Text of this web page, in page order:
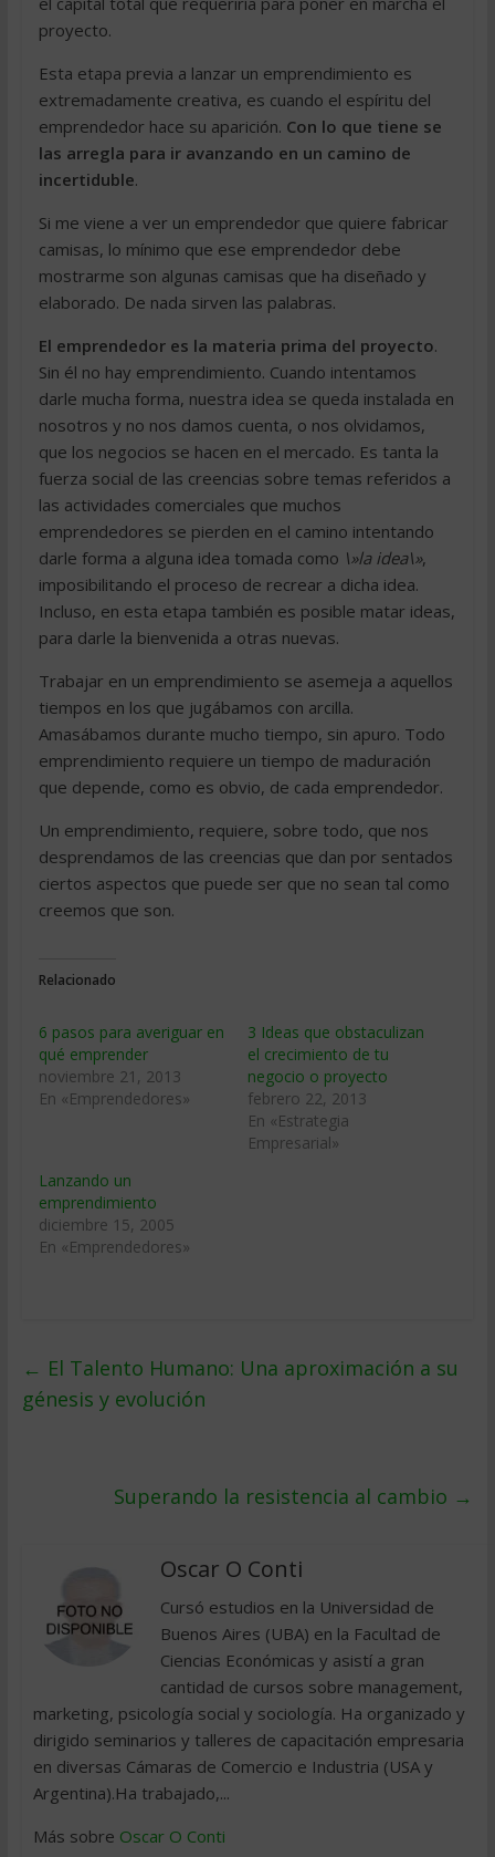
proyecto.
Esta etapa previa a lanzar un emprendimiento es
extremadamente creativa, es cuando el espíritu del
emprendedor hace su aparición. Con lo que tiene se
las arregla para ir avanzando en un camino de
incertiduble.
Si me viene a ver un emprendedor que quiere fabricar
camisas, lo mínimo que ese emprendedor debe
mostrarme son algunas camisas que ha diseñado y
elaborado. De nada sirven las palabras.
El emprendedor es la materia prima del proyecto.
Sin él no hay emprendimiento. Cuando intentamos
darle mucha forma, nuestra idea se queda instalada en
nosotros y no nos damos cuenta, o nos olvidamos,
que los negocios se hacen en el mercado. Es tanta la
fuerza social de las creencias sobre temas referidos a
las actividades comerciales que muchos
emprendedores se pierden en el camino intentando
darle forma a alguna idea tomada como \»la idea\»,
imposibilitando el proceso de recrear a dicha idea.
Incluso, en esta etapa también es posible matar ideas,
para darle la bienvenida a otras nuevas.
Trabajar en un emprendimiento se asemeja a aquellos
tiempos en los que jugábamos con arcilla.
Amasábamos durante mucho tiempo, sin apuro. Todo
emprendimiento requiere un tiempo de maduración
que depende, como es obvio, de cada emprendedor.
Un emprendimiento, requiere, sobre todo, que nos
desprendamos de las creencias que dan por sentados
ciertos aspectos que puede ser que no sean tal como
creemos que son.
Relacionado
6 pasos para averiguar en
qué emprender
noviembre 21, 2013
En «Emprendedores»
3 Ideas que obstaculizan
el crecimiento de tu
negocio o proyecto
febrero 22, 2013
En «Estrategia
Empresarial»
Lanzando un
emprendimiento
diciembre 15, 2005
En «Emprendedores»
← El Talento Humano: Una aproximación a su
génesis y evolución
Superando la resistencia al cambio →
Oscar O Conti
Cursó estudios en la Universidad de
Buenos Aires (UBA) en la Facultad de
Ciencias Económicas y asistí a gran
cantidad de cursos sobre management,
marketing, psicología social y sociología. Ha organizado y
dirigido seminarios y talleres de capacitación empresaria
en diversas Cámaras de Comercio e Industria (USA y
Argentina).Ha trabajado,...
Más sobre Oscar O Conti